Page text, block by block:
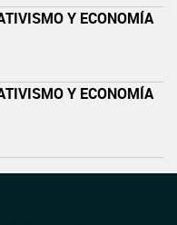
Y ECONOMÍA
Y ECONOMÍA